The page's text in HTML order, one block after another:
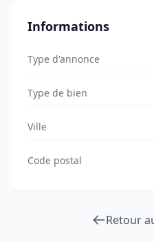
Informations
Type d'annonce
Type de bien
Ville
Code postal
Retour